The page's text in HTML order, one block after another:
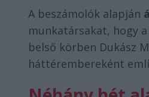
A beszámolók alapján
munkatársakat, hogy
belső körben Dukász
háttérembereként